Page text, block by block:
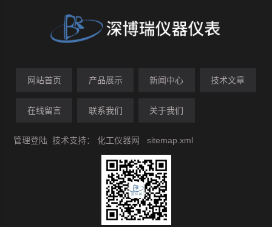
网站首页 产品展示 新闻中心 技术文章
在线留言 联系我们 关于我们
管理登陆 技术支持：化工仪器网 sitemap.xml